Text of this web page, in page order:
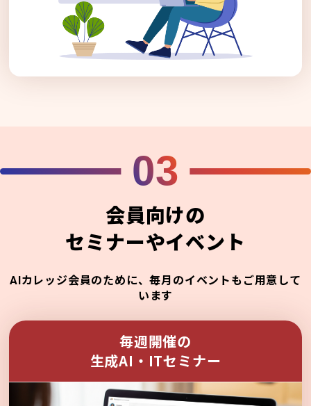
03
会員向けの
セミナーやイベント
AIカレッジ会員のために、毎月のイベントもご用意して
います
毎週開催の
生成AI・ITセミナー